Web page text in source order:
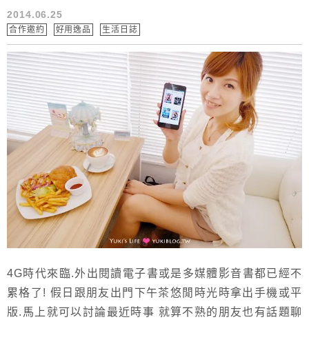
2014.06.25
合作邀約 好用逸品 生活日誌
4G時代來臨.外出閱讀電子書或是多媒體影音書都已經不
累格了! 假日跟朋友出門下午茶悠閒時光時拿出手機或平
版.馬上就可以討論最近時事 就算不熟的朋友也有話題聊